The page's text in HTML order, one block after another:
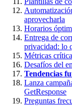
aprovecharla
Horarios
Entrega de
privacidad: lo
Métricas
Desafíos del
Tendencias
Lanza
GetResponse
Preguntas